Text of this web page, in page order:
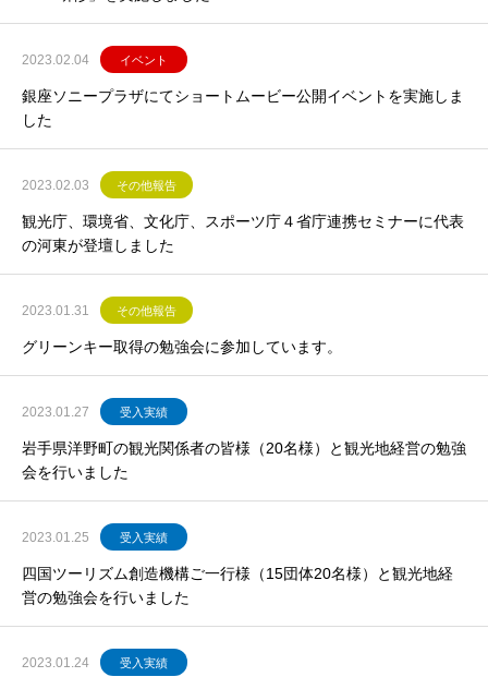
2023.02.04 イベント
銀座ソニープラザにてショートムービー公開イベントを実施しま
した
2023.02.03 その他報告
観光庁、環境省、文化庁、スポーツ庁４省庁連携セミナーに代表
の河東が登壇しました
2023.01.31 その他報告
グリーンキー取得の勉強会に参加しています。
2023.01.27 受入実績
岩手県洋野町の観光関係者の皆様（20名様）と観光地経営の勉強
会を行いました
2023.01.25 受入実績
四国ツーリズム創造機構ご一行様（15団体20名様）と観光地経
営の勉強会を行いました
2023.01.24 受入実績